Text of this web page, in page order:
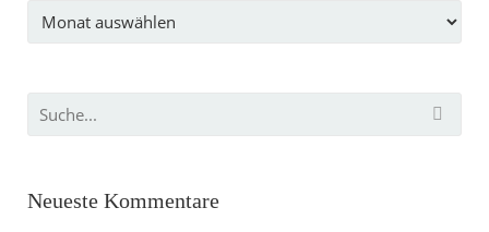
Archiv
Neueste Kommentare